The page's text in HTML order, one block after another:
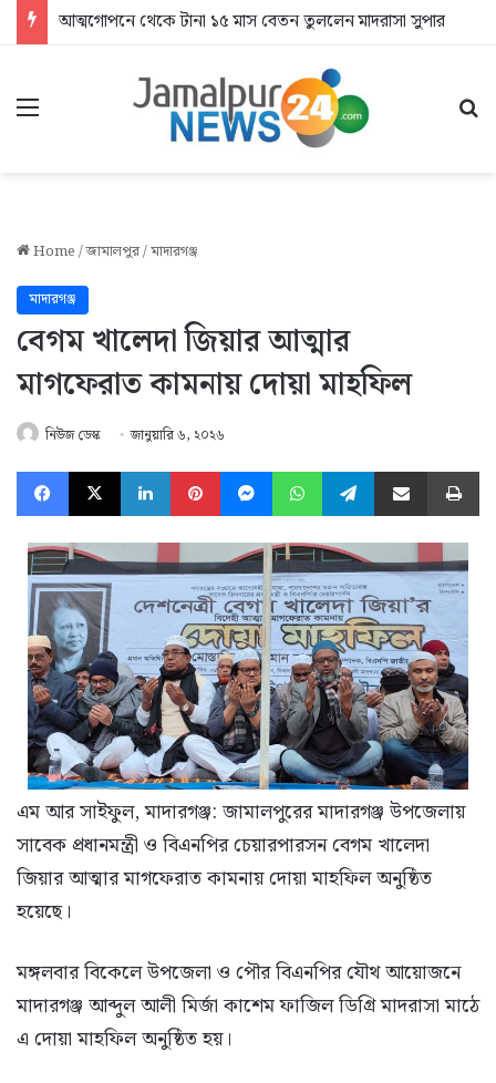
আত্মগোপনে থেকে টানা ১৫ মাস বেতন তুললেন মাদরাসা সুপার
Menu
Home/জামালপুর/মাদারগঞ্জ
মাদারগঞ্জ
বেগম খালেদা জিয়ার আত্মার
মাগফেরাত কামনায় দোয়া মাহফিল
নিউজ ডেস্ক জানুয়ারি ৬, ২০২৬
Facebook
X LinkedInPinterestMessengerWhatsAppTelegramShare via Email
এম আর সাইফুল, মাদারগঞ্জ: জামালপুরের মাদারগঞ্জ উপজেলায়
সাবেক প্রধানমন্ত্রী ও বিএনপির চেয়ারপারসন বেগম খালেদা
জিয়ার আত্মার মাগফেরাত কামনায় দোয়া মাহফিল অনুষ্ঠিত
হয়েছে।
মঙ্গলবার বিকেলে উপজেলা ও পৌর বিএনপির যৌথ আয়োজনে
মাদারগঞ্জ আব্দুল আলী মির্জা কাশেম ফাজিল ডিগ্রি মাদরাসা মাঠে
এ দোয়া মাহফিল অনুষ্ঠিত হয়।